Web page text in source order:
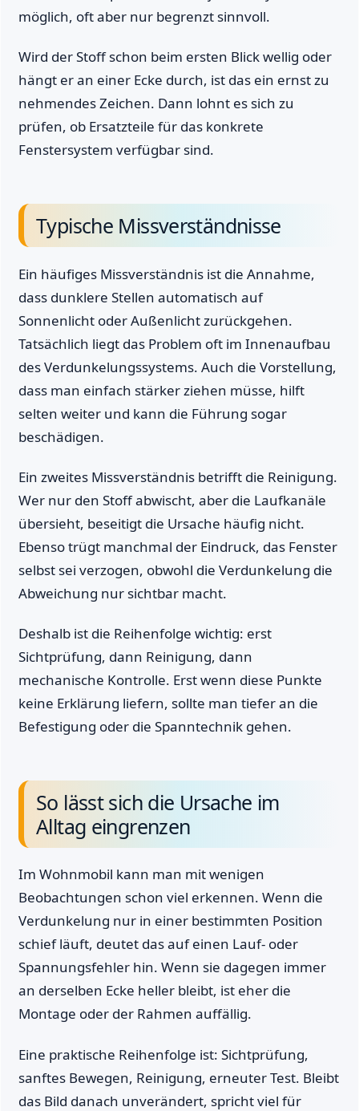
möglich, oft aber nur begrenzt sinnvoll.
Wird der Stoff schon beim ersten Blick wellig oder
hängt er an einer Ecke durch, ist das ein ernst zu
nehmendes Zeichen. Dann lohnt es sich zu
prüfen, ob Ersatzteile für das konkrete
Fenstersystem verfügbar sind.
Typische Missverständnisse
Ein häufiges Missverständnis ist die Annahme,
dass dunklere Stellen automatisch auf
Sonnenlicht oder Außenlicht zurückgehen.
Tatsächlich liegt das Problem oft im Innenaufbau
des Verdunkelungssystems. Auch die Vorstellung,
dass man einfach stärker ziehen müsse, hilft
selten weiter und kann die Führung sogar
beschädigen.
Ein zweites Missverständnis betrifft die Reinigung.
Wer nur den Stoff abwischt, aber die Laufkanäle
übersieht, beseitigt die Ursache häufig nicht.
Ebenso trügt manchmal der Eindruck, das Fenster
selbst sei verzogen, obwohl die Verdunkelung die
Abweichung nur sichtbar macht.
Deshalb ist die Reihenfolge wichtig: erst
Sichtprüfung, dann Reinigung, dann
mechanische Kontrolle. Erst wenn diese Punkte
keine Erklärung liefern, sollte man tiefer an die
Befestigung oder die Spanntechnik gehen.
So lässt sich die Ursache im
Alltag eingrenzen
Im Wohnmobil kann man mit wenigen
Beobachtungen schon viel erkennen. Wenn die
Verdunkelung nur in einer bestimmten Position
schief läuft, deutet das auf einen Lauf- oder
Spannungsfehler hin. Wenn sie dagegen immer
an derselben Ecke heller bleibt, ist eher die
Montage oder der Rahmen auffällig.
Eine praktische Reihenfolge ist: Sichtprüfung,
sanftes Bewegen, Reinigung, erneuter Test. Bleibt
das Bild danach unverändert, spricht viel für